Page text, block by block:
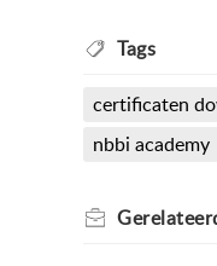
Tags
certificaten
nbbi academy